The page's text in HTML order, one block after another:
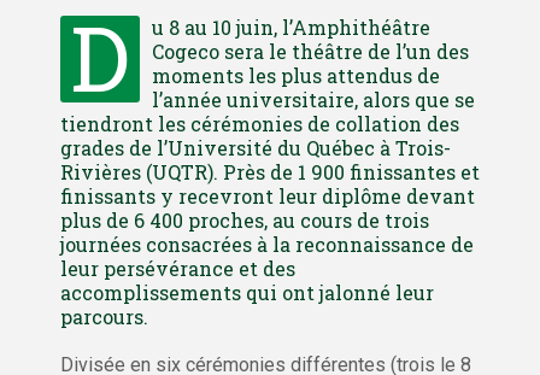
D
u 8 au 10 juin, l’Amphithéâtre
Cogeco sera le théâtre de l’un des
moments les plus attendus de
l’année universitaire, alors que se
tiendront les cérémonies de collation des
grades de l’Université du Québec à Trois-
Rivières (UQTR). Près de 1 900 finissantes et
finissants y recevront leur diplôme devant
plus de 6 400 proches, au cours de trois
journées consacrées à la reconnaissance de
leur persévérance et des
accomplissements qui ont jalonné leur
parcours.
Divisée en six cérémonies différentes (trois le 8